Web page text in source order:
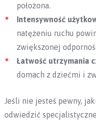
położona.
Intensywność
natężeniu ruchu
zwiększonej
Łatwość utrzymania
domach z dziećmi i
Jeśli nie jesteś pewny,
odwiedzić